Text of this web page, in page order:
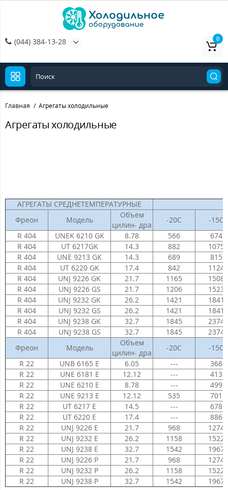
(044) 384-13-28 0
Главная Агрегаты холодильные
Агрегаты холодильные
АГРЕГАТЫ СРЕДНЕТЕМПЕРАТУРНЫЕ
Фреон
Модель
Объем
цилин- дра
-20С
-15С
R 404
UNEK 6210 GK 8.78 566
674
R 404
UT 6217GK 14.3 882
1075
R 404
UNE 9213 GK 14.3 689
815
R 404
UT 6220 GK 17.4 842
1124
R 404
UNJ 9226 GK 21.7 1165
1508
R 404
UNJ 9226 GS 21.7 1206
1523
R 404
UNJ 9232 GK 26.2 1421
1841
R 404
UNJ 9232 GS 26.2 1421
1841
R 404
UNJ 9238 GK 32.7 1845
2374
R 404
UNJ 9238 GS 32.7 1845
2374
Фреон
Модель
Объем
цилин- дра
-20С
-15С
R 22
UNB 6165 E 6.05 ---
368
R 22
UNE 6181 E 12.12 ---
413
R 22
UNE 6210 E 8.78 ---
499
R 22
UNE 9213 E 12.12 535
701
R 22
UT 6217 E 14.5 ---
678
R 22
UT 6220 E 17.4 ---
886
R 22
UNJ 9226 E 21.7 968
1274
R 22
UNJ 9232 E 26.2 1158
1522
R 22
UNJ 9238 E 32.7 1542
1967
R 22
UNJ 9226 P 21.7 968
1274
R 22
UNJ 9232 P 26.2 1158
1522
R 22
UNJ 9238 P 32.7 1542 1967